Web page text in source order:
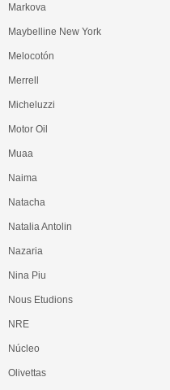
Markova
Maybelline New York
Melocotón
Merrell
Micheluzzi
Motor Oil
Muaa
Naima
Natacha
Natalia Antolin
Nazaria
Nina Piu
Nous Etudions
NRE
Núcleo
Olivettas